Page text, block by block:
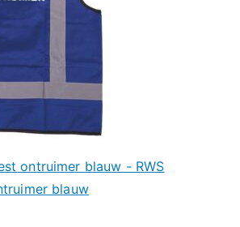
ontruimer blauw - RWS
blauw